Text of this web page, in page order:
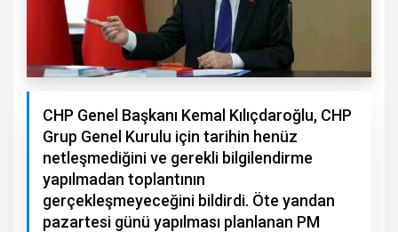
CHP Genel Başkanı Kemal Kılıçdaroğlu, CHP
Grup Genel Kurulu için tarihin henüz
netleşmediğini ve gerekli bilgilendirme
yapılmadan toplantının
gerçekleşmeyeceğini bildirdi. Öte yandan
pazartesi günü yapılması planlanan PM